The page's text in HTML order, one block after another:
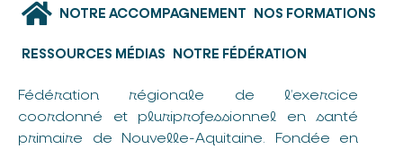
NOTRE ACCOMPAGNEMENT NOS FORMATIONS
RESSOURCES MÉDIAS NOTRE FÉDÉRATION
Fédération régionale de l’exercice
coordonné et pluriprofessionnel en santé
primaire de Nouvelle-Aquitaine. Fondée en